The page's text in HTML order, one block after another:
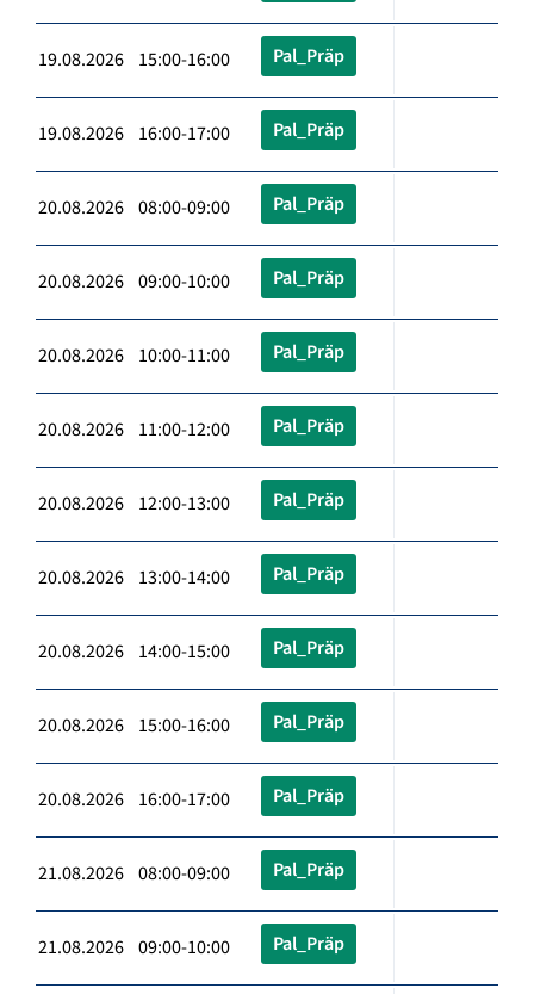
19.08.2026 15:00-16:00 Pal_Präp
19.08.2026 16:00-17:00 Pal_Präp
20.08.2026 08:00-09:00 Pal_Präp
20.08.2026 09:00-10:00 Pal_Präp
20.08.2026 10:00-11:00 Pal_Präp
20.08.2026 11:00-12:00 Pal_Präp
20.08.2026 12:00-13:00 Pal_Präp
20.08.2026 13:00-14:00 Pal_Präp
20.08.2026 14:00-15:00 Pal_Präp
20.08.2026 15:00-16:00 Pal_Präp
20.08.2026 16:00-17:00 Pal_Präp
21.08.2026 08:00-09:00 Pal_Präp
21.08.2026 09:00-10:00 Pal_Präp